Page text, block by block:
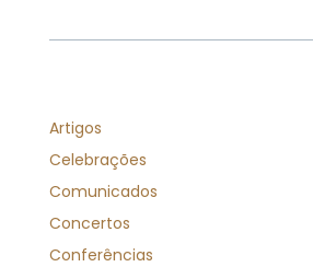
Artigos
Celebrações
Comunicados
Concertos
Conferências